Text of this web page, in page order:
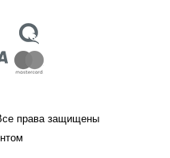
права защищены